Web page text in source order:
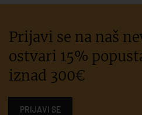
Prijavi se na naš
ostvari 15%
iznad 300€
PRIJAVI SE